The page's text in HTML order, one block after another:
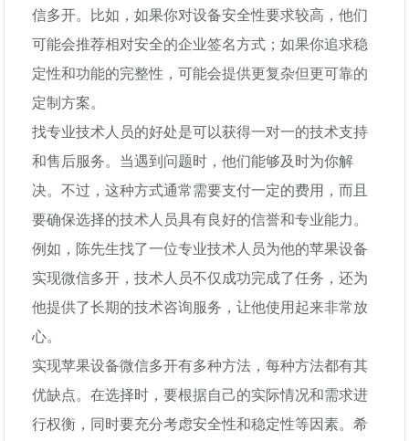
信多开。比如，如果你对设备安全性要求较高，他们
可能会推荐相对安全的企业签名方式；如果你追求稳
定性和功能的完整性，可能会提供更复杂但更可靠的
定制方案。
找专业技术人员的好处是可以获得一对一的技术支持
和售后服务。当遇到问题时，他们能够及时为你解
决。不过，这种方式通常需要支付一定的费用，而且
要确保选择的技术人员具有良好的信誉和专业能力。
例如，陈先生找了一位专业技术人员为他的苹果设备
实现微信多开，技术人员不仅成功完成了任务，还为
他提供了长期的技术咨询服务，让他使用起来非常放
心。
实现苹果设备微信多开有多种方法，每种方法都有其
优缺点。在选择时，要根据自己的实际情况和需求进
行权衡，同时要充分考虑安全性和稳定性等因素。希